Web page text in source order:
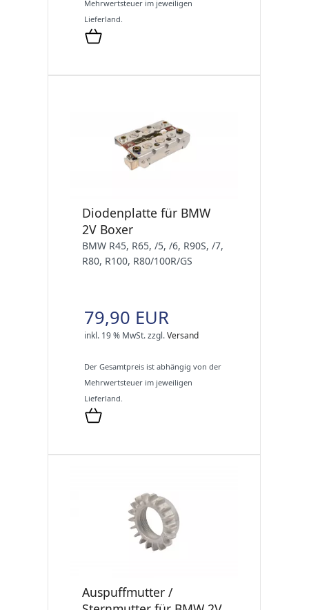
Mehrwertsteuer im jeweiligen
Lieferland.
Diodenplatte für BMW
2V Boxer
BMW R45, R65, /5, /6, R90S, /7,
R80, R100, R80/100R/GS
79,90 EUR
inkl. 19 % MwSt.zzgl.Versand
Der Gesamtpreis ist abhängig von der
Mehrwertsteuer im jeweiligen
Lieferland.
Auspuffmutter /